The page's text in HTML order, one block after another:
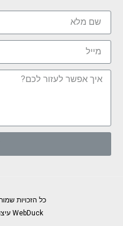
כל הזכויות
WebDuck עיצוב שיווק ובניית אתרים